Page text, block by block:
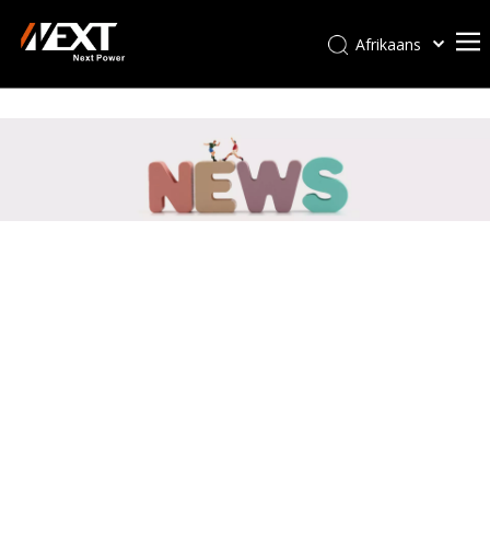
Afrikaans